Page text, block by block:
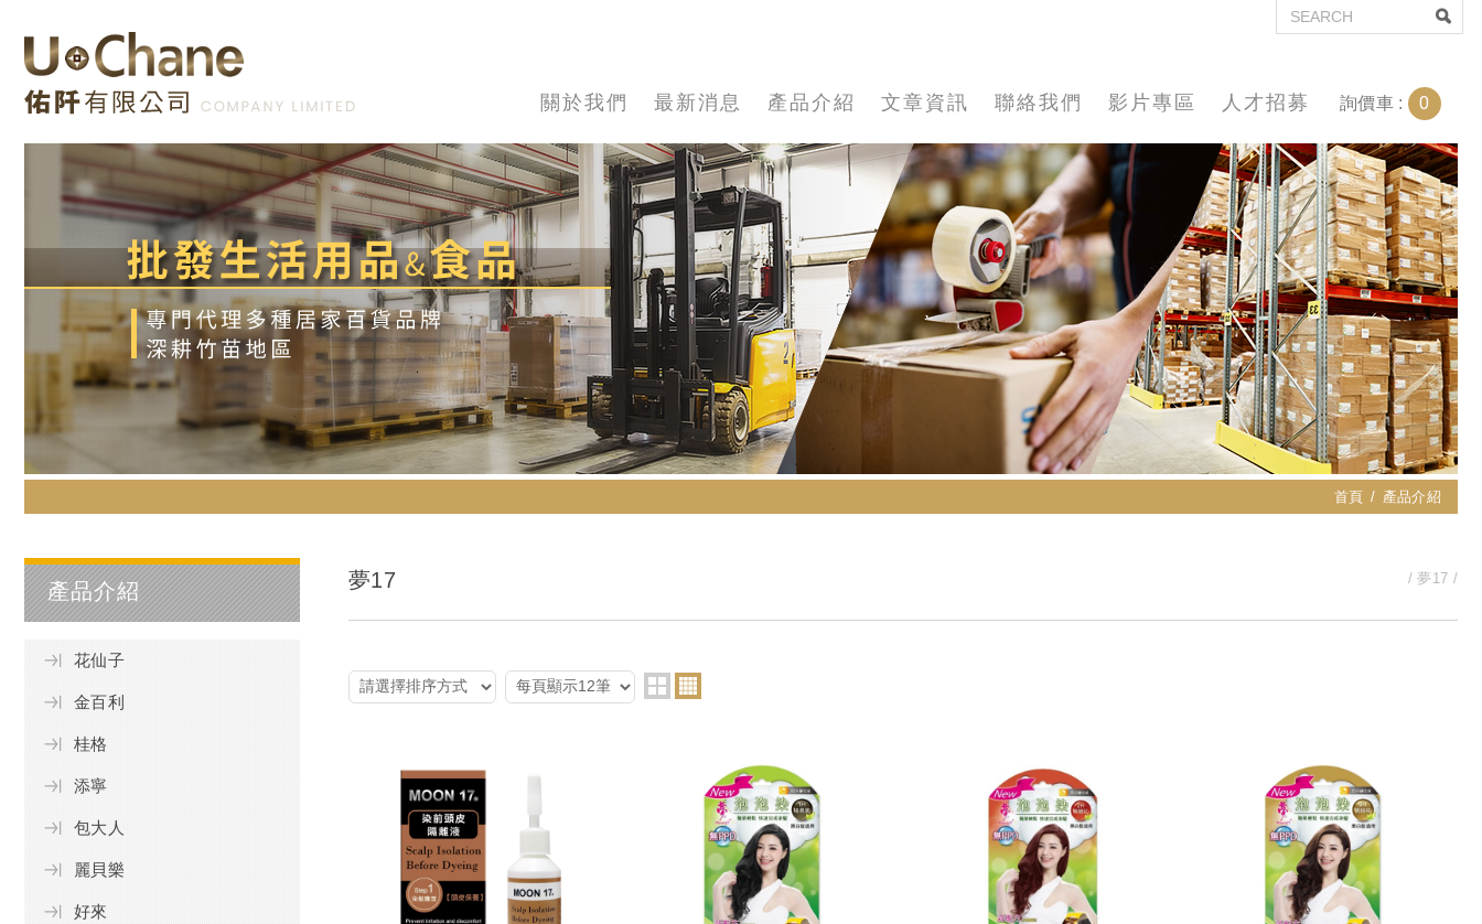
關於我們 最新消息 產品介紹 文章資訊 聯絡我們 影片專區 人才招募 詢價車 : 0
首頁 產品介紹
產品介紹
花仙子
金百利
桂格
添寧
包大人
麗貝樂
好來
夢17 夢17